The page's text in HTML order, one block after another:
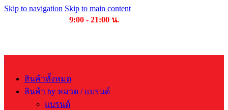
Skip to navigation Skip to main content
9:00 - 21:00 น.
สินค้าทั้งหมด
สินค้า by หมวด / แบรนด์
แบรนด์